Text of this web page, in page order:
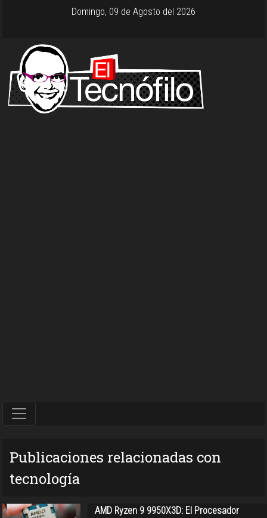
Domingo, 09 de Agosto del 2026
Publicaciones relacionadas con
tecnología
AMD Ryzen 9 9950X3D: El Procesador